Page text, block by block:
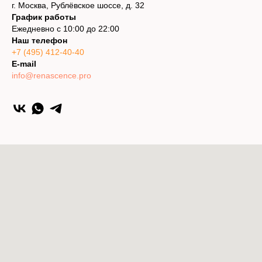
г. Москва, Рублёвское шоссе, д. 32
График работы
Ежедневно с 10:00 до 22:00
Наш телефон
+7 (495) 412-40-40
E-mail
info@renascence.pro